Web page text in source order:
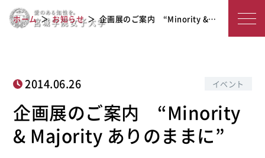
宮
女
子
企画展のご案内 “Minority & Majori
ty ありのままに”
ホーム お知らせ 企画展のご案内 “Minority &…
2014.06.26 イベント
企画展のご案内 “Minority
& Majority ありのままに”